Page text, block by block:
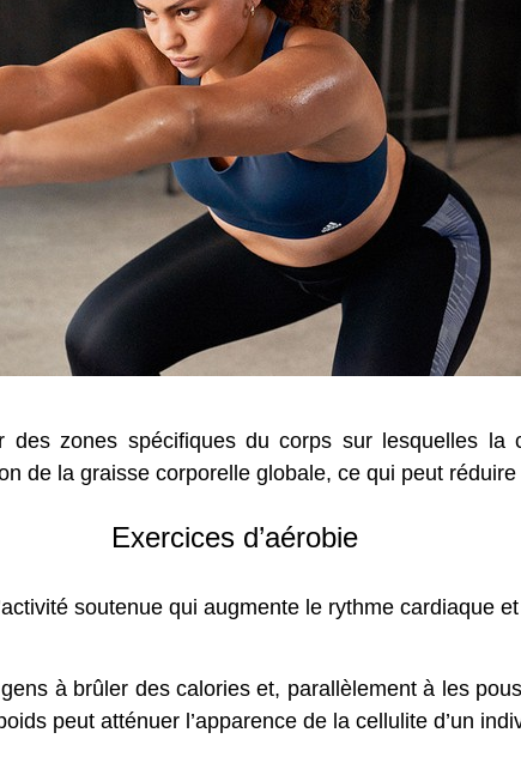
des zones spécifiques du corps sur lesquelles la
de la graisse corporelle globale, ce qui peut réduire
Exercices d’aérobie
soutenue qui augmente le rythme cardiaque
à brûler des calories et, parallèlement à les
peut atténuer l’apparence de la cellulite d’un